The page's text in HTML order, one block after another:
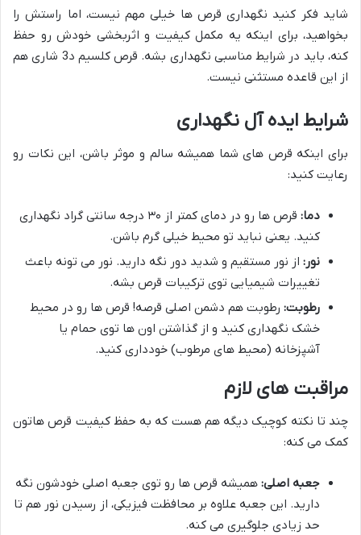
شاید فکر کنید نگهداری قرص ها خیلی مهم نیست، اما راستش را
بخواهید، برای اینکه یه مکمل کیفیت و اثربخشی خودش رو حفظ
کنه، باید در شرایط مناسبی نگهداری بشه. قرص کلسیم د3 شاری هم
از این قاعده مستثنی نیست.
شرایط ایده آل نگهداری
برای اینکه قرص های شما همیشه سالم و موثر باشن، این نکات رو
رعایت کنید:
دما:
قرص ها رو در دمای کمتر از ۳۰ درجه سانتی گراد نگهداری
کنید. یعنی نباید تو محیط خیلی گرم باشن.
نور: از نور مستقیم و شدید دور نگه دارید. نور می تونه باعث
تغییرات شیمیایی توی ترکیبات قرص بشه.
رطوبت: رطوبت هم دشمن اصلی قرصه! قرص ها رو در محیط
خشک نگهداری کنید و از گذاشتن اون ها توی حمام یا
آشپزخانه (محیط های مرطوب) خودداری کنید.
مراقبت های لازم
چند تا نکته کوچیک دیگه هم هست که به حفظ کیفیت قرص هاتون
کمک می کنه:
جعبه اصلی: همیشه قرص ها رو توی جعبه اصلی خودشون نگه
دارید. این جعبه علاوه بر محافظت فیزیکی، از رسیدن نور هم تا
حد زیادی جلوگیری می کنه.